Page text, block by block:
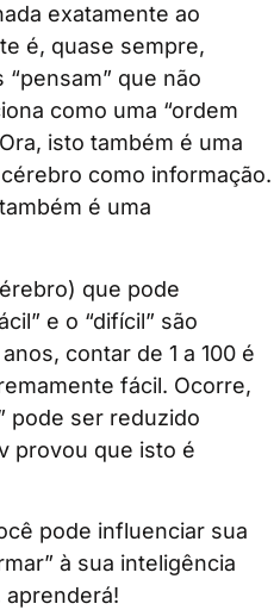
exatamente ao
é, quase sempre,
que não
como uma “ordem
isto também é uma
como informação.
é uma
que pode
e o “difícil” são
contar de 1 a 100 é
fácil. Ocorre,
pode ser reduzido
provou que isto é
pode influenciar sua
à sua inteligência
aprenderá!